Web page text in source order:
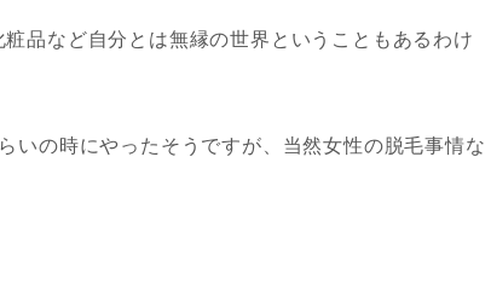
品など自分とは無縁の世界ということもあるわけ
いの時にやったそうですが、当然女性の脱毛事情な